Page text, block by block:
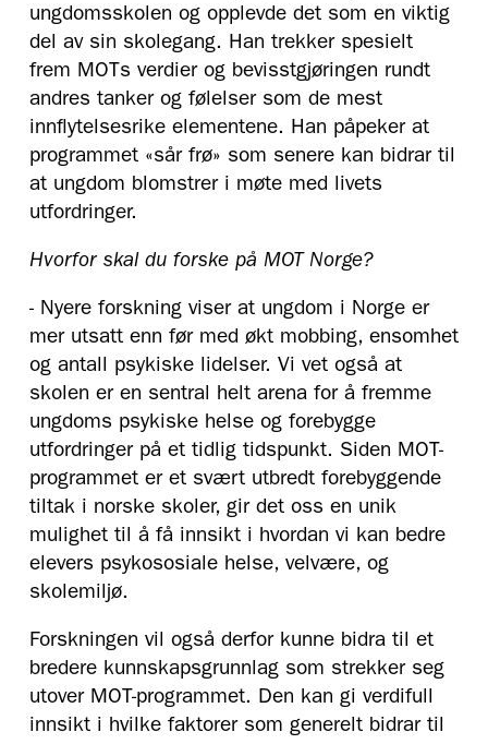
ungdomsskolen og opplevde det som en viktig
del av sin skolegang. Han trekker spesielt
frem MOTs verdier og bevisstgjøringen rundt
andres tanker og følelser som de mest
innflytelsesrike elementene. Han påpeker at
programmet «sår frø» som senere kan bidrar til
at ungdom blomstrer i møte med livets
utfordringer.
Hvorfor skal du forske på MOT Norge?
- Nyere forskning viser at ungdom i Norge er
mer utsatt enn før med økt mobbing, ensomhet
og antall psykiske lidelser. Vi vet også at
skolen er en sentral helt arena for å fremme
ungdoms psykiske helse og forebygge
utfordringer på et tidlig tidspunkt. Siden MOT-
programmet er et svært utbredt forebyggende
tiltak i norske skoler, gir det oss en unik
mulighet til å få innsikt i hvordan vi kan bedre
elevers psykososiale helse, velvære, og
skolemiljø.
Forskningen vil også derfor kunne bidra til et
bredere kunnskapsgrunnlag som strekker seg
utover MOT-programmet. Den kan gi verdifull
innsikt i hvilke faktorer som generelt bidrar til